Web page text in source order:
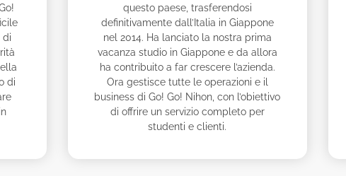
di
di
questo paese, trasferendosi
definitivamente dall’Italia in Giappone
nel 2014. Ha lanciato la nostra prima
vacanza studio in Giappone e da allora
ha contribuito a far crescere l’azienda.
Ora gestisce tutte le operazioni e il
business di Go! Go! Nihon, con l’obiettivo
di offrire un servizio completo per
studenti e clienti.
Akiko Akiko